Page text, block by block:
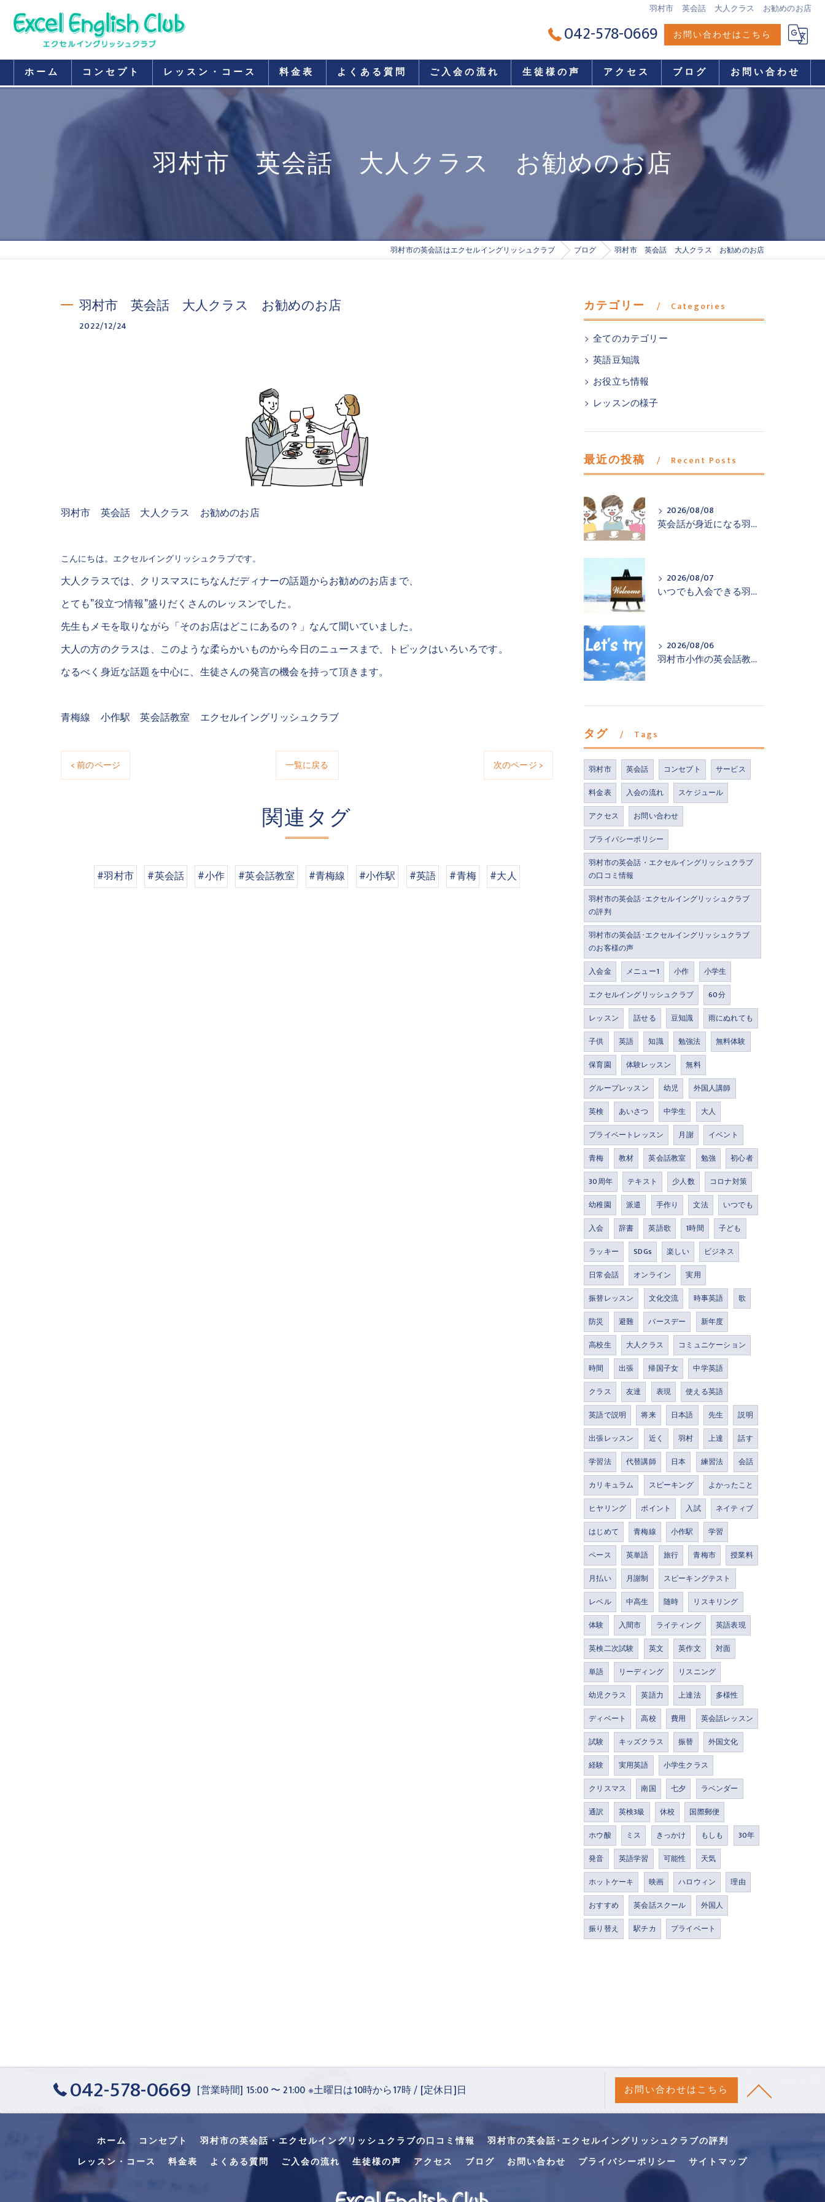
羽村市 英会話 大人クラス お勧めのお店
042-578-0669 お問い合わせはこちら
ホーム コンセプト レッスン・コース 料金表 よくある質問 ご入会の流れ 生徒様の声 アクセス ブログ お問い合わせ
羽村市 英会話 大人クラス お勧めのお店
羽村市の英会話はエクセルイングリッシュクラブ ブログ 羽村市 英会話 大人クラス お勧めのお店
羽村市 英会話 大人クラス お勧めのお店
2022/12/24
羽村市 英会話 大人クラス お勧めのお店
こんにちは。エクセルイングリッシュクラブです。
大人クラスでは、クリスマスにちなんだディナーの話題からお勧めのお店まで、
とても”役立つ情報”盛りだくさんのレッスンでした。
先生もメモを取りながら「そのお店はどこにあるの？」なんて聞いていました。
大人の方のクラスは、このような柔らかいものから今日のニュースまで、トピックはいろいろです。
なるべく身近な話題を中心に、生徒さんの発言の機会を持って頂きます。
青梅線 小作駅 英会話教室 エクセルイングリッシュクラブ
< 前のページ 一覧に戻る 次のページ >
関連タグ
#羽村市 #英会話 #小作 #英会話教室 #青梅線 #小作駅 #英語 #青梅 #大人
カテゴリー Categories
全てのカテゴリー
英語豆知識
お役立ち情報
レッスンの様子
最近の投稿 Recent Posts
2026/08/08
英会話が身近になる羽村市小作の英会話教室
2026/08/07
いつでも入会できる羽村市小作の英会話教室
2026/08/06
羽村市小作の英会話教室が一歩踏み出すお手伝い
タグ Tags
羽村市 英会話 コンセプト
サービス
料金表
入会の流れ
スケジュール
アクセス
お問い合わせ
プライバシーポリシー
羽村市の英会話・エクセルイングリッシュクラブ
の口コミ情報
羽村市の英会話･エクセルイングリッシュクラブ
の評判
羽村市の英会話･エクセルイングリッシュクラブ
のお客様の声
入会金
メニュー1 小作
小学生
エクセルイングリッシュクラブ
60分
レッスン
話せる 豆知識
雨にぬれても
子供
英語 知識 勉強法
無料体験
保育園
体験レッスン
無料
グループレッスン
幼児
外国人講師
英検
あいさつ 中学生
大人
プライベートレッスン
月謝
イベント
青梅
教材 英会話教室 勉強
初心者
30周年
テキスト 少人数
コロナ対策
幼稚園
派遣 手作り 文法
いつでも
入会
辞書 英語歌 1時間
子ども
ラッキー
SDGs 楽しい
ビジネス
日常会話
オンライン
実用
振替レッスン
文化交流 時事英語
歌
防災
避難 バースデー
新年度
高校生
大人クラス
コミュニケーション
時間
出張 帰国子女
中学英語
クラス
友達 表現
使える英語
英語で説明
将来 日本語 先生
説明
出張レッスン
近く 羽村 上達
話す
学習法
代替講師 日本 練習法
会話
カリキュラム
スピーキング
よかったこと
ヒヤリング
ポイント 入試
ネイティブ
はじめて
青梅線 小作駅
学習
ペース
英単語 旅行 青梅市
授業料
月払い
月謝制
スピーキングテスト
レベル
中高生 随時
リスキリング
体験
入間市 ライティング
英語表現
英検二次試験
英文 英作文
対面
単語
リーディング
リスニング
幼児クラス
英語力 上達法
多様性
ディベート
高校 費用
英会話レッスン
試験
キッズクラス 振替
外国文化
経験
実用英語
小学生クラス
クリスマス
南国 七夕
ラベンダー
通訳
英検3級 休校
国際郵便
ホウ酸
ミス きっかけ もしも
30年
発音
英語学習 可能性
天気
ホットケーキ
映画 ハロウィン
理由
おすすめ
英会話スクール
外国人
振り替え
駅チカ プライベート
042-578-0669 [営業時間] 15:00 〜 21:00 ※土曜日は10時から17時 / [定休日]日 お問い合わせはこちら
ホーム コンセプト 羽村市の英会話・エクセルイングリッシュクラブの口コミ情報
羽村市の英会話･エクセルイングリッシュクラブの評判
レッスン・コース
料金表 よくある質問 ご入会の流れ 生徒様の声 アクセス ブログ お問い合わせ プライバシーポリシー サイトマップ